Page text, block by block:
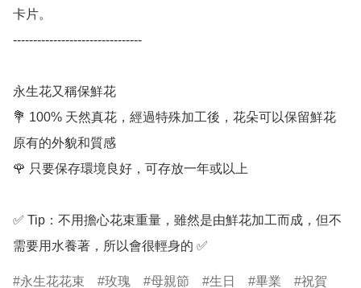
卡片。
--------------------------------
永生花又稱保鮮花
💐 100% 天然真花，經過特殊加工後，花朵可以保留鮮花
原有的外貌和質感
🌹 只要保存環境良好，可存放一年或以上
✅ Tip：不用擔心花束重量，雖然是由鮮花加工而成，但不
需要用水養著，所以會很輕身的 ✅
永生花花束 玫瑰 母親節 生日 畢業
祝賀